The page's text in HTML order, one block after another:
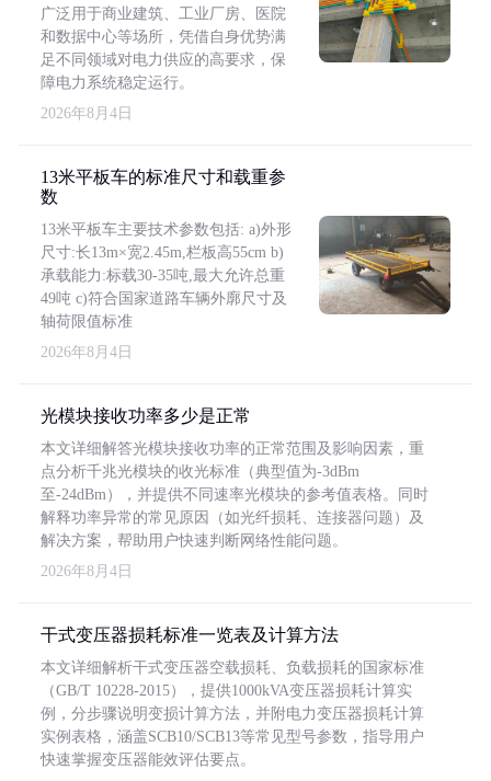
广泛用于商业建筑、工业厂房、医院
和数据中心等场所，凭借自身优势满
足不同领域对电力供应的高要求，保
障电力系统稳定运行。
2026年8月4日
13米平板车的标准尺寸和载重参
数
13米平板车主要技术参数包括: a)外形
尺寸:长13m×宽2.45m,栏板高55cm b)
承载能力:标载30-35吨,最大允许总重
49吨 c)符合国家道路车辆外廓尺寸及
轴荷限值标准
2026年8月4日
光模块接收功率多少是正常
本文详细解答光模块接收功率的正常范围及影响因素，重
点分析千兆光模块的收光标准（典型值为-3dBm
至-24dBm），并提供不同速率光模块的参考值表格。同时
解释功率异常的常见原因（如光纤损耗、连接器问题）及
解决方案，帮助用户快速判断网络性能问题。
2026年8月4日
干式变压器损耗标准一览表及计算方法
本文详细解析干式变压器空载损耗、负载损耗的国家标准
（GB/T 10228-2015），提供1000kVA变压器损耗计算实
例，分步骤说明变损计算方法，并附电力变压器损耗计算
实例表格，涵盖SCB10/SCB13等常见型号参数，指导用户
快速掌握变压器能效评估要点。